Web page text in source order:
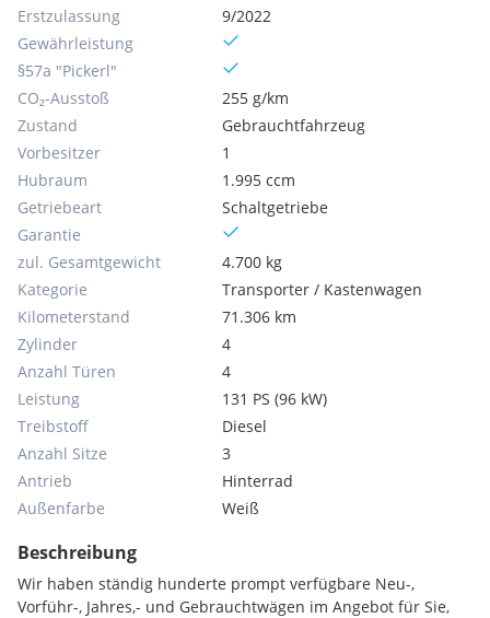
Erstzulassung
9/2022
Gewährleistung
§57a "Pickerl"
CO₂-Ausstoß
255 g/km
Zustand
Gebrauchtfahrzeug
Vorbesitzer
1
Hubraum
1.995 ccm
Getriebeart
Schaltgetriebe
Garantie
zul. Gesamtgewicht
4.700 kg
Kategorie
Transporter / Kastenwagen
Kilometerstand
71.306 km
Zylinder
4
Anzahl Türen
4
Leistung
131 PS (96 kW)
Treibstoff
Diesel
Anzahl Sitze
3
Antrieb
Hinterrad
Außenfarbe
Weiß
Beschreibung
Wir haben ständig hunderte prompt verfügbare Neu-,
Vorführ-, Jahres,- und Gebrauchtwägen im Angebot für Sie,